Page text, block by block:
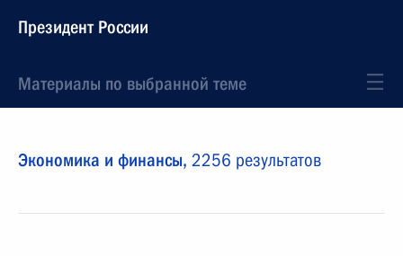
Президент России
Материалы по выбранной теме
Экономика и финансы, 2256 результатов